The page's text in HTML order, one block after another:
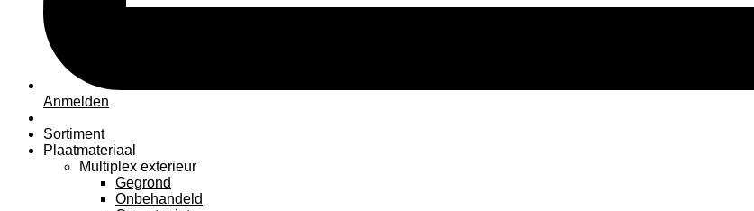
Anmelden
Sortiment
Plaatmateriaal
Multiplex exterieur
Gegrond
Onbehandeld